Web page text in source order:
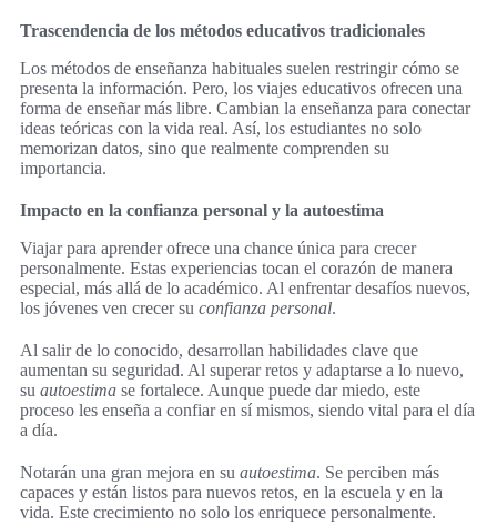
Trascendencia de los métodos educativos tradicionales
Los métodos de enseñanza habituales suelen restringir cómo se
presenta la información. Pero, los viajes educativos ofrecen una
forma de enseñar más libre. Cambian la enseñanza para conectar
ideas teóricas con la vida real. Así, los estudiantes no solo
memorizan datos, sino que realmente comprenden su
importancia.
Impacto en la confianza personal y la autoestima
Viajar para aprender ofrece una chance única para crecer
personalmente. Estas experiencias tocan el corazón de manera
especial, más allá de lo académico. Al enfrentar desafíos nuevos,
los jóvenes ven crecer su confianza personal.
Al salir de lo conocido, desarrollan habilidades clave que
aumentan su seguridad. Al superar retos y adaptarse a lo nuevo,
su autoestima se fortalece. Aunque puede dar miedo, este
proceso les enseña a confiar en sí mismos, siendo vital para el día
a día.
Notarán una gran mejora en su autoestima. Se perciben más
capaces y están listos para nuevos retos, en la escuela y en la
vida. Este crecimiento no solo los enriquece personalmente.